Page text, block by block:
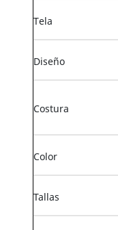
Tela
Diseño
Costura
Color
Tallas